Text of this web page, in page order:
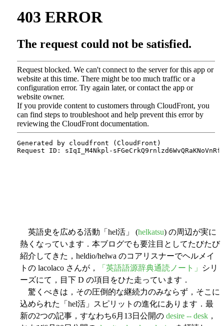
英語史を広める活動「hel活」 (helkatsu) の周辺が実に
熱くなっています．本ブログでも要注目としてたびたび
紹介してきた，heldio/helwa のコアリスナーでヘルメイ
トの lacolaco さんが，
「英語語源辞典通読ノート」
シリ
ーズにて，目下 D の項目をひた走っています．
驚くべきは，その圧倒的な継続力のみならず，そこに
込められた「hel活」スピリットの進化にあります．最
新の2つの記事，すなわち6月13日公開の desire -- desk ，